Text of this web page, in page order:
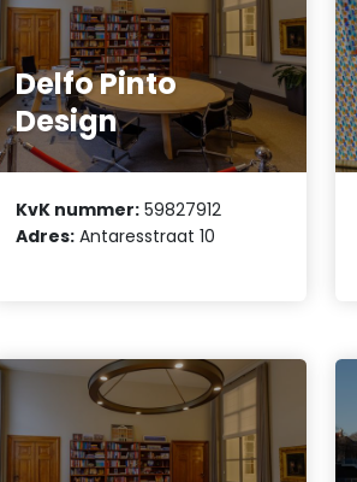
Delfo Pinto
Design
KvK nummer: 59827912
Adres: Antaresstraat 10